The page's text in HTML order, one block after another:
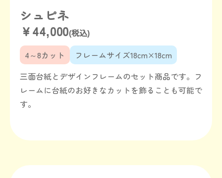
シュピネ
￥44,000(税込)
4～8カット
フレームサイズ18cm×18cm
三面台紙とデザインフレームのセット商品です。フ
レームに台紙のお好きなカットを飾ることも可能で
す。